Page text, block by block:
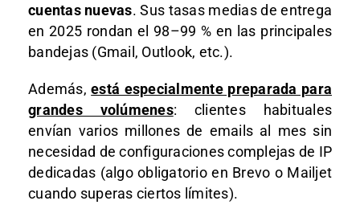
cuentas nuevas. Sus tasas medias de entrega
en 2025 rondan el 98–99 % en las principales
bandejas (Gmail, Outlook, etc.).
Además,está especialmente preparada para
grandes volúmenes: clientes habituales
envían varios millones de emails al mes sin
necesidad de configuraciones complejas de IP
dedicadas (algo obligatorio en Brevo o Mailjet
cuando superas ciertos límites).